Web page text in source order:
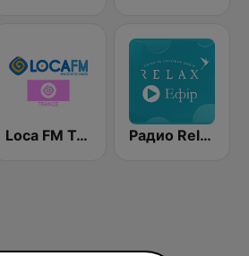
Loca FM Trance Радио Relax (Релакс Radio)